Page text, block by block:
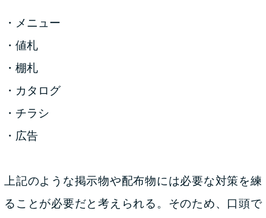
・メニュー
・値札
・棚札
・カタログ
・チラシ
・広告
上記のような掲示物や配布物には必要な対策を練
ることが必要だと考えられる。そのため、口頭で